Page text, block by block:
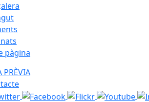
pàgina
PRÈVIA